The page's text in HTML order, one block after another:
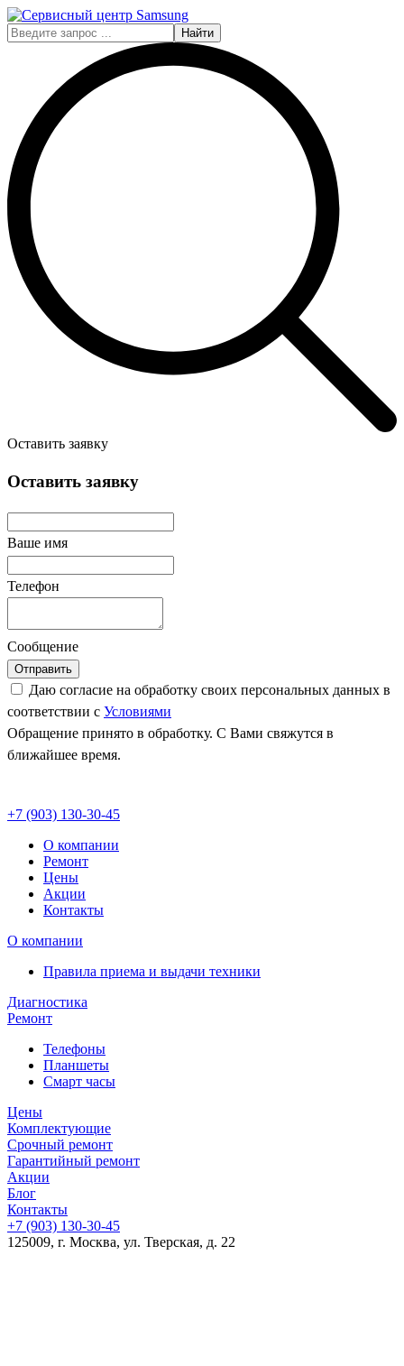
Найти
Оставить заявку
Оставить заявку
Ваше имя
Телефон
Сообщение
Отправить
Даю согласие на обработку своих персональных данных в
соответствии с Условиями
Обращение принято в обработку. С Вами свяжутся в
ближайшее время.
+7 (903) 130-30-45
О компании
Ремонт
Цены
Акции
Контакты
О компании
Правила приема и выдачи техники
Диагностика
Ремонт
Телефоны
Планшеты
Смарт часы
Цены
Комплектующие
Срочный ремонт
Гарантийный ремонт
Акции
Блог
Контакты
+7 (903) 130-30-45
125009, г. Москва, ул. Тверская, д. 22